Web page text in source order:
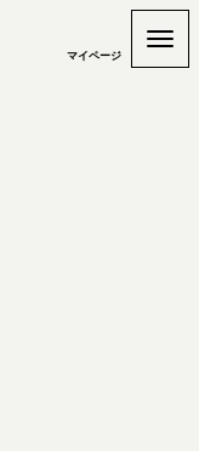
マイページ